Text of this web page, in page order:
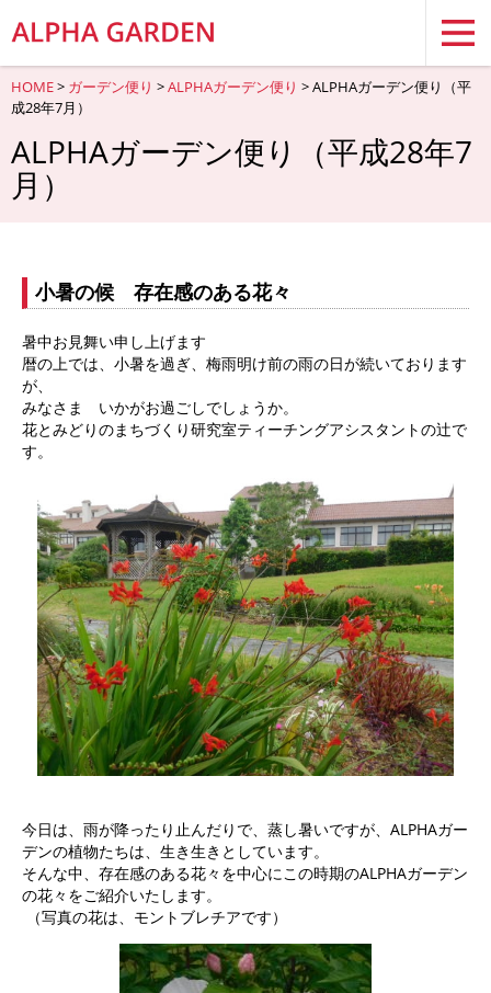
HOME> ガーデン便り >ALPHAガーデン便り > ALPHAガーデン便り（平
成28年7月）
ALPHAガーデン便り（平成28年7
月）
小暑の候 存在感のある花々
暑中お見舞い申し上げます
暦の上では、小暑を過ぎ、梅雨明け前の雨の日が続いております
が、
みなさま いかがお過ごしでしょうか。
花とみどりのまちづくり研究室ティーチングアシスタントの辻で
す。
今日は、雨が降ったり止んだりで、蒸し暑いですが、ALPHAガー
デンの植物たちは、生き生きとしています。
そんな中、存在感のある花々を中心にこの時期のALPHAガーデン
の花々をご紹介いたします。
（写真の花は、モントブレチアです）